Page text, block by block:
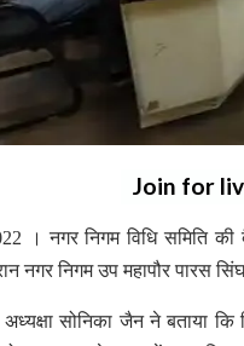
Join for
। नगर निगम विधि समिति की
नगर निगम उप महापौर पारस
अध्यक्षा सोनिका जैन ने बताया